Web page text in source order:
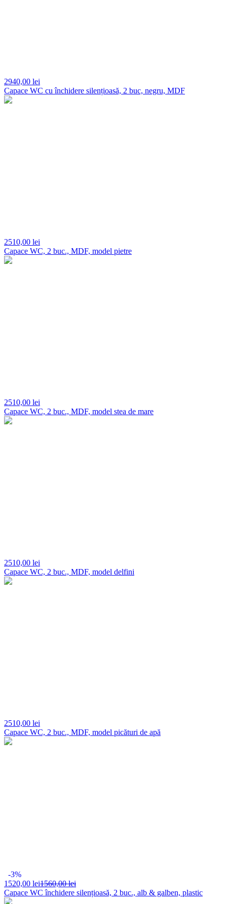
2940,00 lei
Capace WC cu închidere silențioasă, 2 buc, negru, MDF
2510,00 lei
Capace WC, 2 buc., MDF, model pietre
2510,00 lei
Capace WC, 2 buc., MDF, model stea de mare
2510,00 lei
Capace WC, 2 buc., MDF, model delfini
2510,00 lei
Capace WC, 2 buc., MDF, model picături de apă
-3%
1520,00 lei1560,00 lei
Capace WC închidere silențioasă, 2 buc., alb & galben, plastic